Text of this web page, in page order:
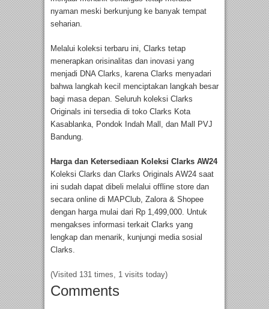
nyaman meski berkunjung ke banyak tempat
seharian.
Melalui koleksi terbaru ini, Clarks tetap
menerapkan orisinalitas dan inovasi yang
menjadi DNA Clarks, karena Clarks menyadari
bahwa langkah kecil menciptakan langkah besar
bagi masa depan. Seluruh koleksi Clarks
Originals ini tersedia di toko Clarks Kota
Kasablanka, Pondok Indah Mall, dan Mall PVJ
Bandung.
Harga dan Ketersediaan Koleksi Clarks AW24
Koleksi Clarks dan Clarks Originals AW24 saat
ini sudah dapat dibeli melalui offline store dan
secara online di MAPClub, Zalora & Shopee
dengan harga mulai dari Rp 1,499,000. Untuk
mengakses informasi terkait Clarks yang
lengkap dan menarik, kunjungi media sosial
Clarks.
(Visited 131 times, 1 visits today)
Comments